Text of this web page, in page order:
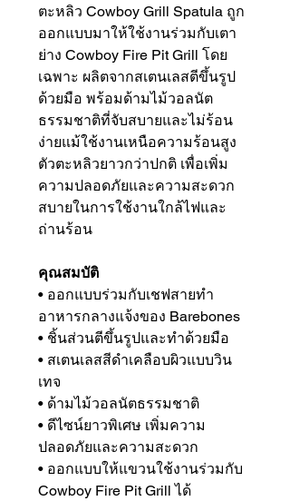
ตะหลิว Cowboy Grill Spatula ถูก
ออกแบบมาให้ใช้งานร่วมกับเตา
ย่าง Cowboy Fire Pit Grill โดย
เฉพาะ ผลิตจากสเตนเลสตีขึ้นรูป
ด้วยมือ พร้อมด้ามไม้วอลนัต
ธรรมชาติที่จับสบายและไม่ร้อน
ง่ายแม้ใช้งานเหนือความร้อนสูง
ตัวตะหลิวยาวกว่าปกติ เพื่อเพิ่ม
ความปลอดภัยและความสะดวก
สบายในการใช้งานใกล้ไฟและ
ถ่านร้อน
คุณสมบัติ
• ออกแบบร่วมกับเชฟสายทำ
อาหารกลางแจ้งของ Barebones
• ชิ้นส่วนตีขึ้นรูปและทำด้วยมือ
• สเตนเลสสีดำเคลือบผิวแบบวิน
เทจ
• ด้ามไม้วอลนัตธรรมชาติ
• ดีไซน์ยาวพิเศษ เพิ่มความ
ปลอดภัยและความสะดวก
• ออกแบบให้แขวนใช้งานร่วมกับ
Cowboy Fire Pit Grill ได้